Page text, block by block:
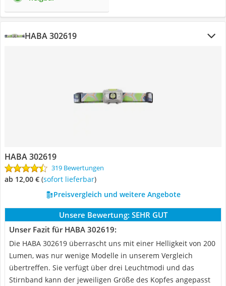
HABA 302619
HABA 302619
319 Bewertungen
ab 12,00 € ( Sofort lieferbar)
Preisvergleich und weitere Angebote
Unsere Bewertung: SEHR GUT
Unser Fazit für HABA 302619:
Die HABA 302619 überrascht uns mit einer Helligkeit von 200
Lumen, was nur wenige Modelle in unserem Vergleich
übertreffen. Sie verfügt über drei Leuchtmodi und das
Stirnband kann der jeweiligen Größe des Kopfes angepasst